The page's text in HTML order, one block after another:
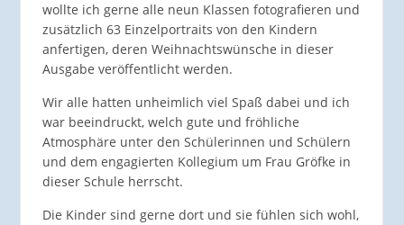
wollte ich gerne alle neun Klassen fotografieren und
zusätzlich 63 Einzelportraits von den Kindern
anfertigen, deren Weihnachtswünsche in dieser
Ausgabe veröffentlicht werden.
Wir alle hatten unheimlich viel Spaß dabei und ich
war beeindruckt, welch gute und fröhliche
Atmosphäre unter den Schülerinnen und Schülern
und dem engagierten Kollegium um Frau Gröfke in
dieser Schule herrscht.
Die Kinder sind gerne dort und sie fühlen sich wohl,